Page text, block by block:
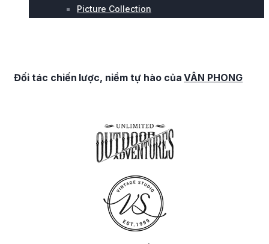
Picture Collection
Đối tác chiến lược, niềm tự hào củaVÂN PHONG